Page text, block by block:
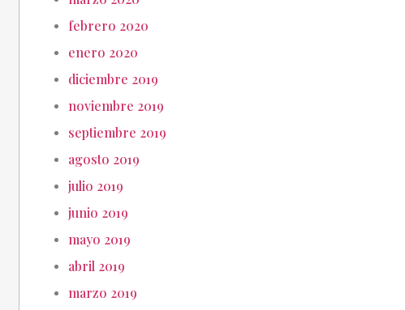
febrero 2020
enero 2020
diciembre 2019
noviembre 2019
septiembre 2019
agosto 2019
julio 2019
junio 2019
mayo 2019
abril 2019
marzo 2019